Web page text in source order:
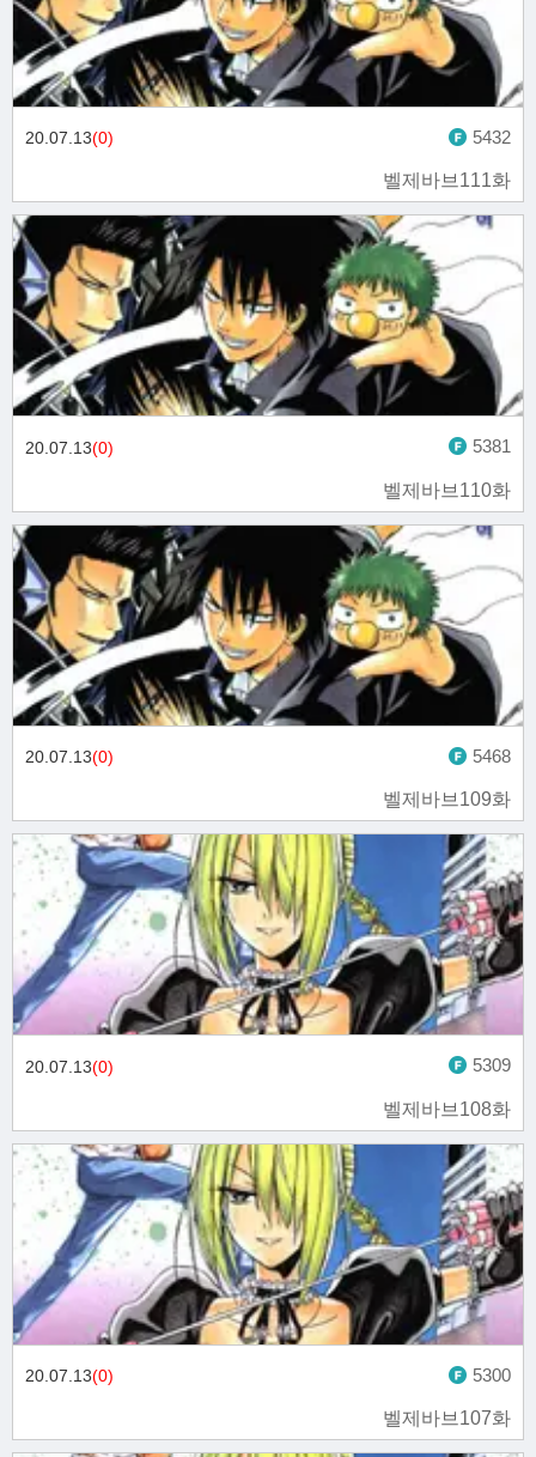
벨제바브111화
20.07.13(0) 5432
벨제바브110화
20.07.13(0) 5381
벨제바브109화
20.07.13(0) 5468
벨제바브108화
20.07.13(0) 5309
벨제바브107화
20.07.13(0) 5300